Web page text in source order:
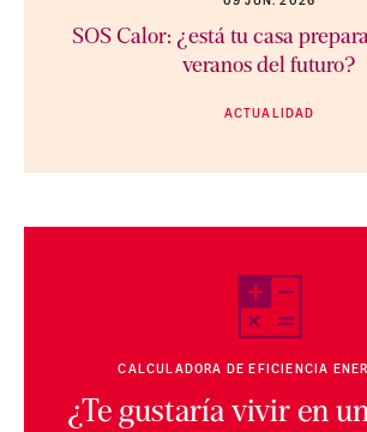
SOS Calor: ¿está tu casa
veranos del futuro?
ACTUALIDAD
CALCULADORA DE EFICIENCIA
¿Te gustaría vivir en